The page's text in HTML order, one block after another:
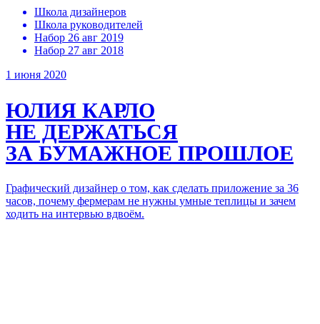
Школа дизайнеров
Школа руководителей
Набор 26 авг 2019
Набор 27 авг 2018
1 июня 2020
ЮЛИЯ КАРЛО
НЕ ДЕРЖАТЬСЯ
ЗА БУМАЖНОЕ ПРОШЛОЕ
Графический дизайнер о том, как сделать приложение за 36
часов, почему фермерам не нужны умные теплицы и зачем
ходить на интервью вдвоём.